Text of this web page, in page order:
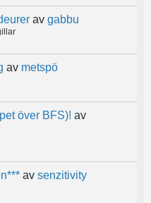
av gabbu
av metspö
över BFS)! av
av senzitivity